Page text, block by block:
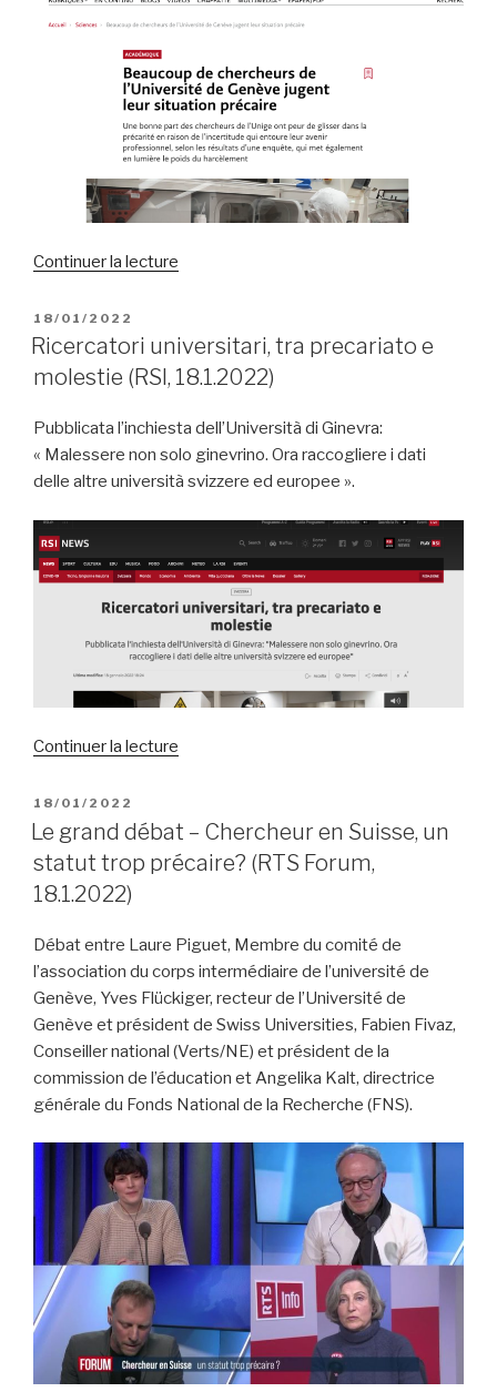
(Le
Temps,
Continuer la lecture
chercheurs
de
de
Genève
jugent
situation
(Le
Temps
ATS,
19.1.2022) »
PUBLIÉ
LE
18/01/2022
Ricercatori universitari, tra precariato e
molestie (RSI, 18.1.2022)
Pubblicata l’inchiesta dell’Università di Ginevra:
« Malessere non solo ginevrino. Ora raccogliere i dati
delle altre università svizzere ed europee ».
Continuer la lecture
tra
precariato
18.1.2022) »
PUBLIÉ
LE
18/01/2022
Le grand débat – Chercheur en Suisse, un
statut trop précaire? (RTS Forum,
18.1.2022)
Débat entre Laure Piguet, Membre du comité de
l’association du corps intermédiaire de l’université de
Genève, Yves Flückiger, recteur de l’Université de
Genève et président de Swiss Universities, Fabien Fivaz,
Conseiller national (Verts/NE) et président de la
commission de l’éducation et Angelika Kalt, directrice
générale du Fonds National de la Recherche (FNS).